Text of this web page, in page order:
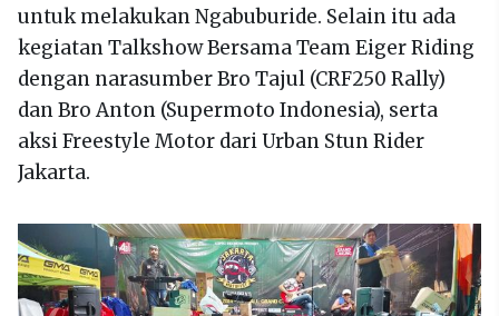
untuk melakukan Ngabuburide. Selain itu ada
kegiatan Talkshow Bersama Team Eiger Riding
dengan narasumber Bro Tajul (CRF250 Rally)
dan Bro Anton (Supermoto Indonesia), serta
aksi Freestyle Motor dari Urban Stun Rider
Jakarta.